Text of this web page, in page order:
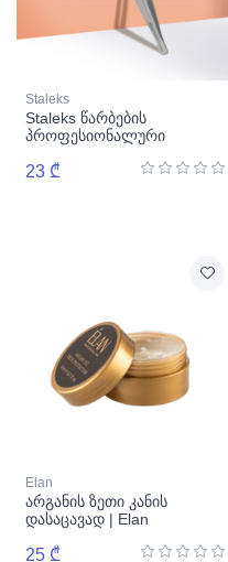
Staleks
Staleks წარბების
პროფესიონალური
23 ₾
Elan
არგანის ზეთი კანის
დასაცავად | Elan
25 ₾